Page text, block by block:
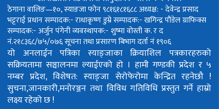
ठेगाना वालिङ—१०, स्याङजा फोन ९८१६१८१६८८अध्यक्ष: - देवेन्द्र प्रसाद
भट्टराईप्रधान सम्पादक:- राधाकृष्ण डुम्रेसम्पादक:- खगिन्द्र पौडेलग्राफिक्स
सम्पादक:- अर्जुन पंगेनीव्यवस्थापक:- शुष्मा वोस्तीक. र द
नं.२१८३६८/७५/०७६सूचना तथा प्रसारण बिभाग दर्ता नं १९०६
यो अनलाईन पत्रिका स्याङ्जाका क्रियाशिल पत्रकारहरुको
सक्रियतामा सञ्चालनमा ल्याईएको हो । हामी गण्डकी प्रदेश र ५
नम्बर प्रदेश, विशेषत: स्याङ्जा सेरोफेरोमा केन्द्रित रहनेछौ !
सुचना,जानकारी,मनोरञ्जन तथा विविध गतिविधि प्रस्तुत गर्ने हाम्रो
लक्ष्य रहेको छ !